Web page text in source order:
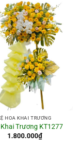
HOA KHAI TRƯƠNG
Trương KT1277
1.800.000₫